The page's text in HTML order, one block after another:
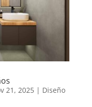
21, 2025| Diseño